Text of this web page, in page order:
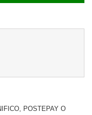
POSTEPAY O